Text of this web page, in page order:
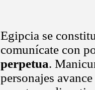
Egipcia se
comunícate con
perpetua.
personajes